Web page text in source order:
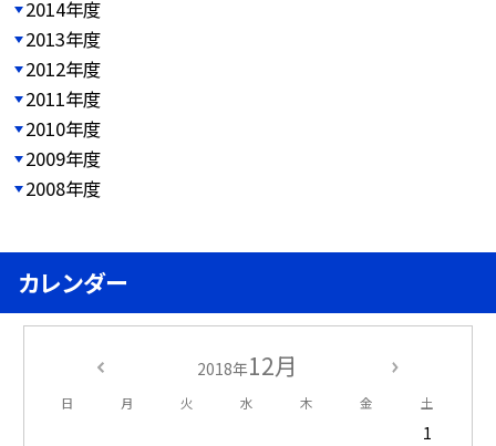
2014年度
2013年度
2012年度
2011年度
2010年度
2009年度
2008年度
カレンダー
2018年12月
日 月 火 水 木 金 土
1